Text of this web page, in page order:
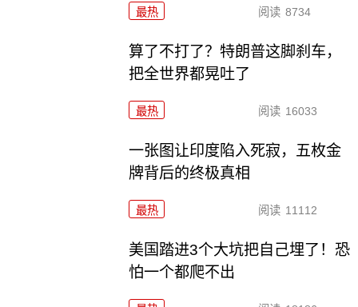
最热 阅读 8734
算了不打了？特朗普这脚刹车，
把全世界都晃吐了
最热 阅读 16033
一张图让印度陷入死寂，五枚金
牌背后的终极真相
最热 阅读 11112
美国踏进3个大坑把自己埋了！恐
怕一个都爬不出